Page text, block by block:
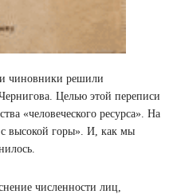
чиновники решили
Целью этой переписи
«человеческого ресурса». На
высокой горы». И, как мы
численности лиц,